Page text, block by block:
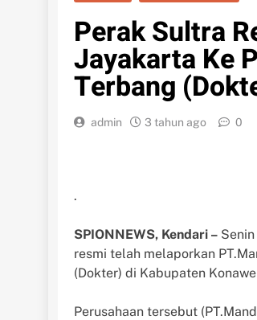
Perak Sultra
Jayakarta Ke
Terbang
admin 3 tahun ago 0
.
SPIONNEWS, Kendari –
resmi telah melaporkan
(Dokter) di Kabupaten
Perusahaan tersebut